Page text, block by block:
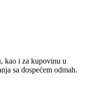
kao i za kupovinu u
sa dospećem odmah.